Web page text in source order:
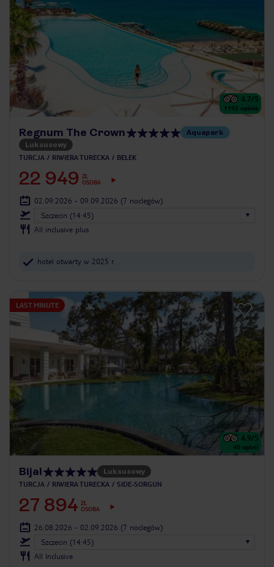
4.7/5
1192 opinie
Regnum The Crown
Aquapark
Luksusowy
TURCJA RIWIERA TURECKA BELEK
22 949 ZŁ
OSOBA
02.09.2026 - 09.09.2026 (7 noclegów)
Szczecin (14:45)
All inclusive plus
hotel otwarty w 2025 r.
LAST MINUTE
4.9/5
40 opinii
Bijal Luksusowy
TURCJA RIWIERA TURECKA SIDE-SORGUN
27 894 ZŁ
OSOBA
26.08.2026 - 02.09.2026 (7 noclegów)
Szczecin (14:45)
All Inclusive